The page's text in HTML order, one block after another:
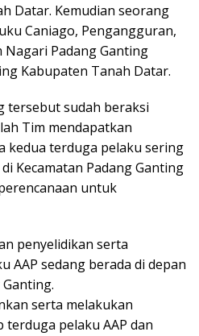
Datar. Kemudian seorang
Caniago, Pengangguran,
Nagari Padang Ganting
Kabupaten Tanah Datar.
tersebut sudah beraksi
Tim mendapatkan
kedua terduga pelaku sering
Kecamatan Padang Ganting
untuk
penyelidikan serta
AAP sedang berada di depan
serta melakukan
pelaku AAP dan